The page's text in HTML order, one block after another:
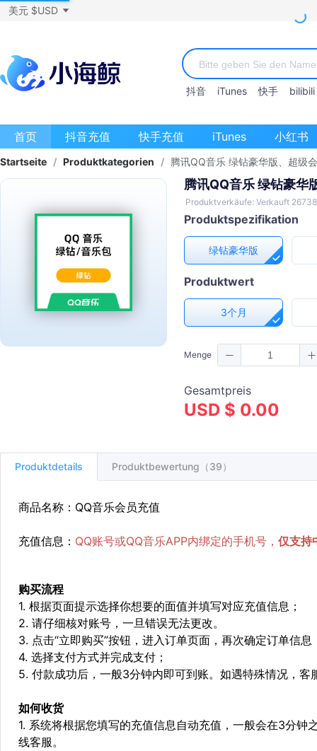
美元 $USD
抖音 iTunes 快手 bilibili
首页 抖音充值 快手充值 iTunes 小红书
Startseite / Produktkategorien / 腾讯QQ音乐 绿钻豪华版、超级
腾讯QQ音乐 绿钻豪华
Produktverkäufe: Verkauft 26738
Produktspezifikation
绿钻豪华版
Produktwert
3个月
Menge
Gesamtpreis
USD $ 0.00
Produktdetails Produktbewertung（39）
商品名称：QQ音乐会员充值
充值信息： QQ账号或QQ音乐APP内绑定的手机号， 仅支持
购买流程
1. 根据页面提示选择你想要的面值并填写对应充值信息；
2. 请仔细核对账号，一旦错误无法更改。
3. 点击“立即购买”按钮，进入订单页面，再次确定订单信息
4. 选择支付方式并完成支付；
5. 付款成功后，一般3分钟内即可到账。如遇特殊情况，
如何收货
1. 系统将根据您填写的充值信息自动充值，一般会在3分
线客服。